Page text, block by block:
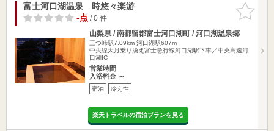
お気に入
りに追加
富士河口湖温泉 時悠々楽游
-点/ 0 件
山梨県 / 南都留郡富士河口湖町 / 河口湖温泉郷
三つ峠駅7.09km 河口湖駅607m
中央線大月乗り換え富士急行線河口湖駅下車／中央高速河
口湖IC
営業時間
入浴料金 ～
宿泊 冷え性
楽天トラベルの宿泊プランを見る